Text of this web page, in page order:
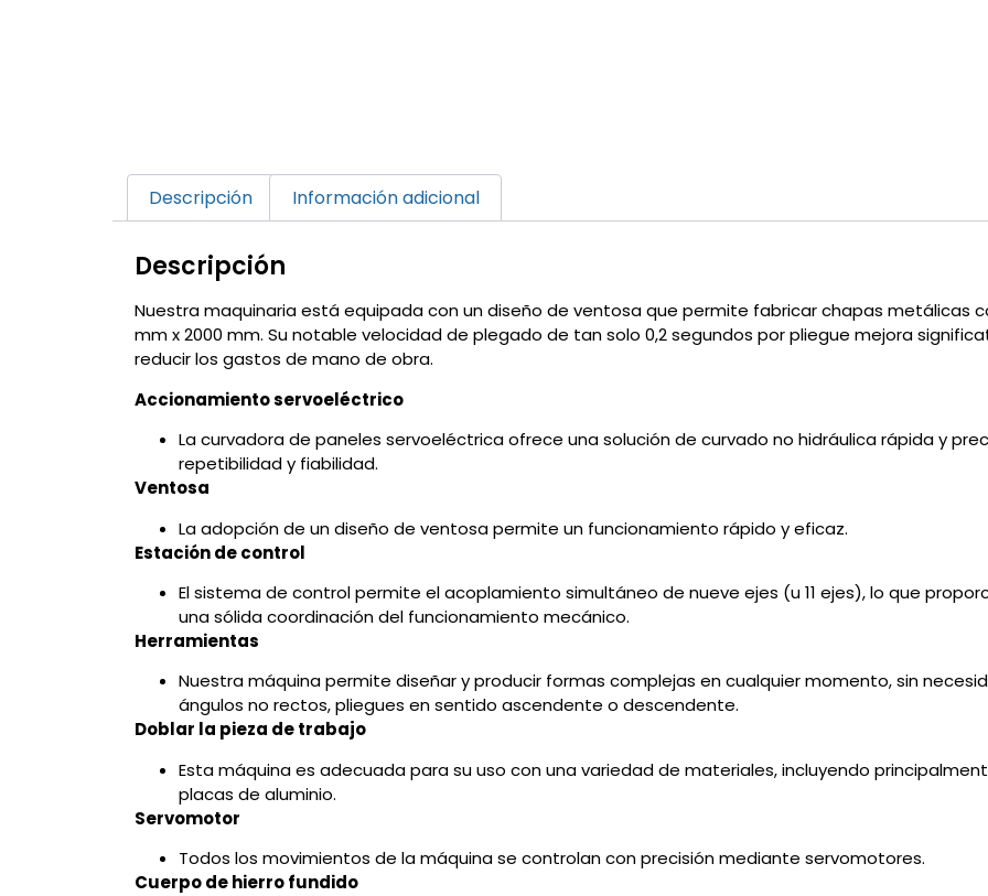
Descripción Información adicional
Descripción
Nuestra maquinaria está equipada con un diseño de ventosa que permite fabricar chapas metálicas
mm x 2000 mm. Su notable velocidad de plegado de tan solo 0,2 segundos por pliegue mejora
reducir los gastos de mano de obra.
Accionamiento servoeléctrico
La curvadora de paneles servoeléctrica ofrece una solución de curvado no hidráulica rápida y
repetibilidad y fiabilidad.
Ventosa
La adopción de un diseño de ventosa permite un funcionamiento rápido y eficaz.
Estación de control
El sistema de control permite el acoplamiento simultáneo de nueve ejes (u 11 ejes), lo que
una sólida coordinación del funcionamiento mecánico.
Herramientas
Nuestra máquina permite diseñar y producir formas complejas en cualquier momento, sin
ángulos no rectos, pliegues en sentido ascendente o descendente.
Doblar la pieza de trabajo
Esta máquina es adecuada para su uso con una variedad de materiales, incluyendo
placas de aluminio.
Servomotor
Todos los movimientos de la máquina se controlan con precisión mediante servomotores.
Cuerpo de hierro fundido